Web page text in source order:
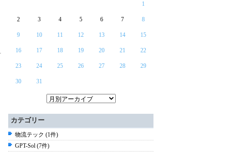
1
2 3 4 5 6 7 8
9 10 11 12 13 14 15
16 17 18 19 20 21 22
23 24 25 26 27 28 29
30 31
カテゴリー
物流テック (1件)
GPT-Sol (7件)